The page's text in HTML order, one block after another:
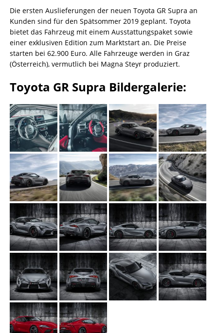
Die ersten Auslieferungen der neuen Toyota GR Supra an
Kunden sind für den Spätsommer 2019 geplant. Toyota
bietet das Fahrzeug mit einem Ausstattungspaket sowie
einer exklusiven Edition zum Marktstart an. Die Preise
starten bei 62.900 Euro. Alle Fahrzeuge werden in Graz
(Österreich), vermutlich bei Magna Steyr produziert.
Toyota GR Supra Bildergalerie: